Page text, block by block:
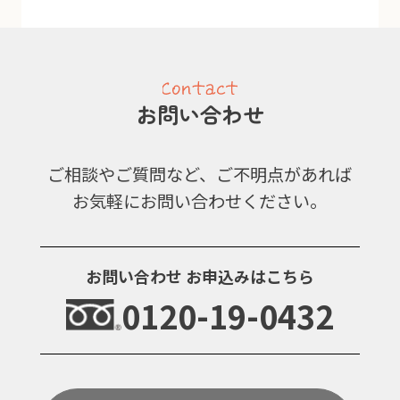
お問い合わせ
ご相談やご質問など、ご不明点があれば
お気軽にお問い合わせください。
お問い合わせ お申込みはこちら
0120-19-0432